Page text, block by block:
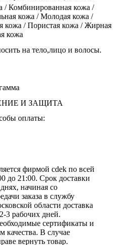
/ Комбинированная кожа /
кожа / Молодая кожа /
кожа / Пористая кожа / Жирная
кожа
на тело,лицо и волосы.
И ЗАЩИТА
оплаты:
фирмой cdek по всей
до 21:00. Срок доставки
начиная со
заказа в службу
области доставка
3 рабочих дней.
сертификаты и
качества. В случае
вернуть товар.